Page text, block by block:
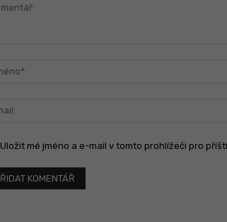
Uložit mé jméno a e-mail v tomto prohlížeči pro